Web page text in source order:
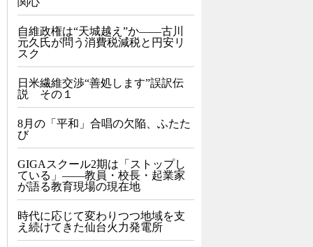
自維政権は“天城越え”か――古川
元久氏が問う消費税減税と円安リ
スク
日米繊維交渉“善処します”誤訳伝
説 その１
8月の「平和」合唱の欠陥、ふたた
び
GIGAスクール2期は「ストップし
ている」——教員・校長・起業家
が語る教育現場の現在地
時代に応じて変わりつつ地域を支
え続けてきた仙台火力発電所